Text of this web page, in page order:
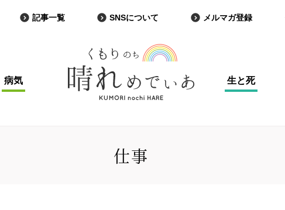
記事一覧 SNSについて メルマガ登録
病気 生と死
仕事